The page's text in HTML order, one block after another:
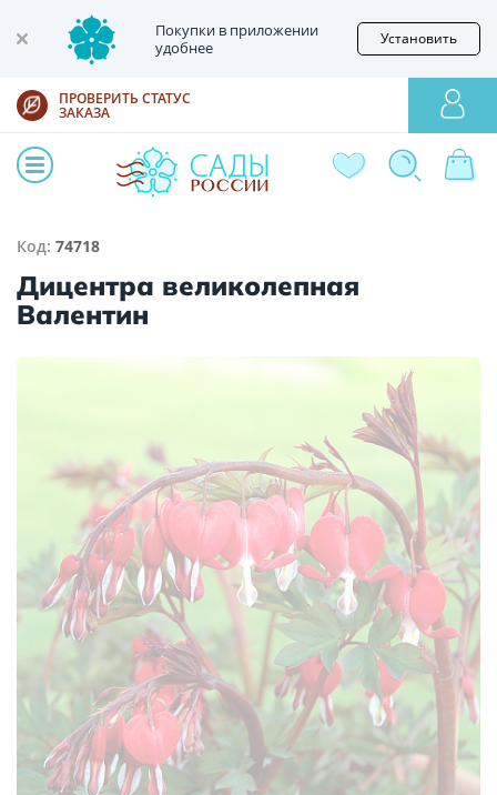
Покупки в приложении
удобнее
Установить
ПРОВЕРИТЬ СТАТУС
ЗАКАЗА
Код: 74718
Дицентра великолепная
Валентин